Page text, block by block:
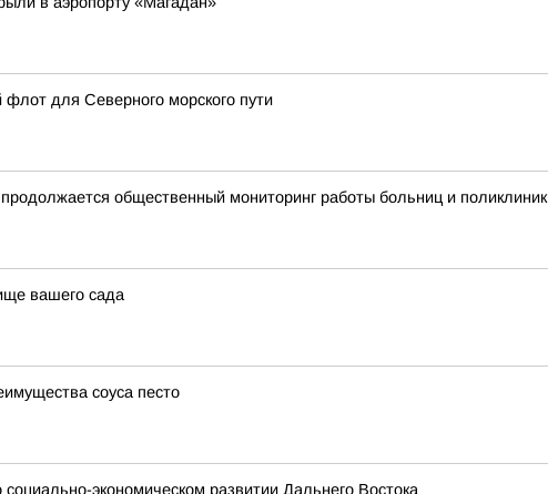
для Северного морского пути
общественный мониторинг работы больниц и поликлиник
вашего сада
соуса песто
экономическом развитии Дальнего Востока